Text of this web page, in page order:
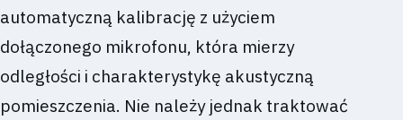
automatyczną kalibrację z użyciem
dołączonego mikrofonu, która mierzy
odległości i charakterystykę akustyczną
pomieszczenia. Nie należy jednak traktować